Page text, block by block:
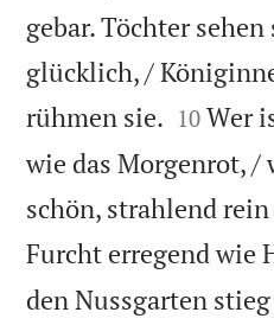
gebar. Töchter
glücklich, /
rühmen sie. 

10 Wer
wie das Morgenrot, /
schön, strahlend
Furcht erregend wie
den Nussgarten